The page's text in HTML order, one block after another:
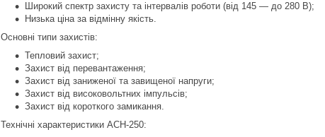
Широкий спектр захисту та інтервалів роботи (від 145 ― до 280 В);
Низька ціна за відмінну якість.
Основні типи захистів:
Тепловий захист;
Захист від перевантаження;
Захист від заниженої та завищеної напруги;
Захист від високовольтних імпульсів;
Захист від короткого замикання.
Технічні характеристики АСН-250: